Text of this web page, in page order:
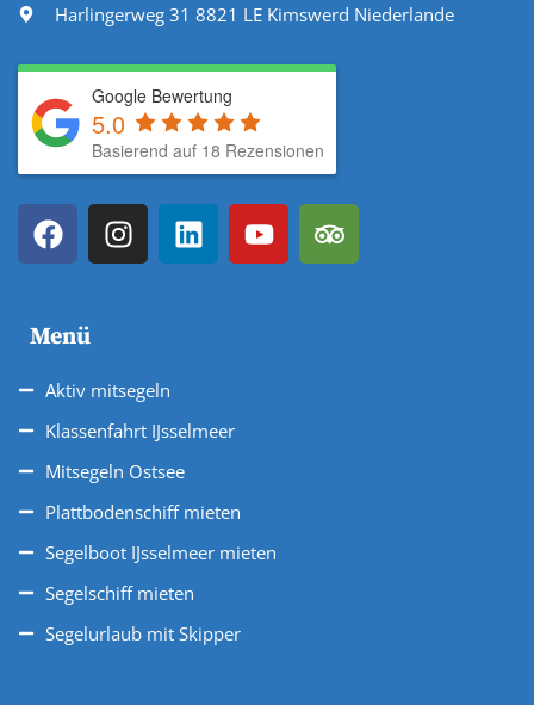
Harlingerweg 31 8821 LE Kimswerd Niederlande
Google Bewertung
5.0
Basierend auf 18 Rezensionen
Menü
Aktiv mitsegeln
Klassenfahrt IJsselmeer
Mitsegeln Ostsee
Plattbodenschiff mieten
Segelboot IJsselmeer mieten
Segelschiff mieten
Segelurlaub mit Skipper